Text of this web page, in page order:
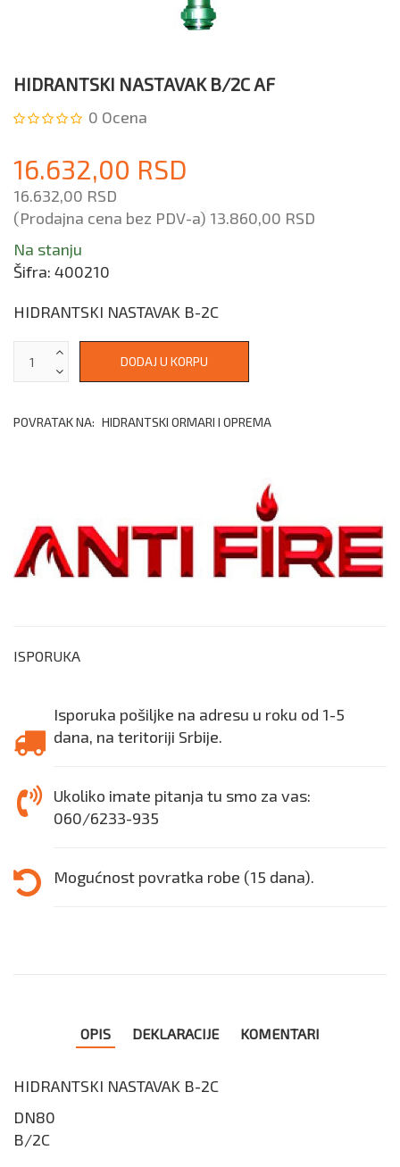
HIDRANTSKI NASTAVAK B/2C AF
0 Ocena
16.632,00 RSD
16.632,00 RSD
(Prodajna cena bez PDV-a) 13.860,00 RSD
Na stanju
Šifra: 400210
HIDRANTSKI NASTAVAK B-2C
POVRATAK NA: HIDRANTSKI ORMARI I OPREMA
ISPORUKA
Isporuka pošiljke na adresu u roku od 1-5
dana, na teritoriji Srbije.
Ukoliko imate pitanja tu smo za vas:
060/6233-935
Mogućnost povratka robe (15 dana).
OPIS DEKLARACIJE KOMENTARI
HIDRANTSKI NASTAVAK B-2C
DN80
B/2C